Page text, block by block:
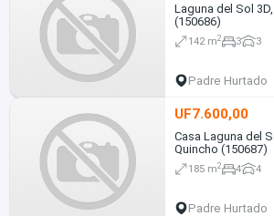
Laguna del Sol
(150686)
142 m2 3 3
Padre Hurtado
UF7.600,00
Casa Laguna del
Quincho (150687)
185 m2 4 4
Padre Hurtado